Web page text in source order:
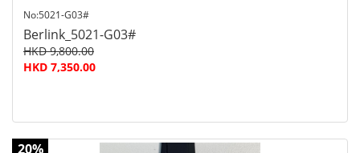
No:5021-G03#
Berlink_5021-G03#
HKD 9,800.00
HKD 7,350.00
20%